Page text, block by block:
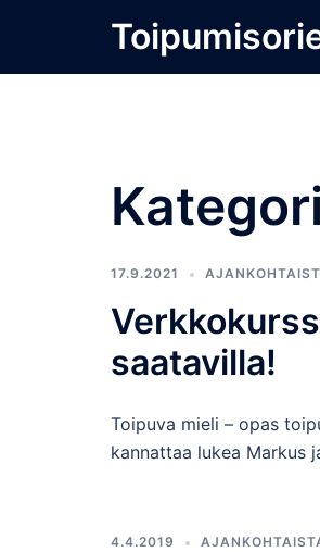
content
17.9.2021
saatavilla!
Toipuva mieli – opas
kannattaa lukea Markus
4.4.2019